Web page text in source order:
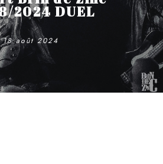
2024 DUEL
18 août 2024